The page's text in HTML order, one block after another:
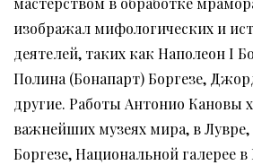
изображал мифологических и
деятелей, таких как Наполеон I
Полина (Бонапарт) Боргезе,
другие. Работы Антонио Кановы
важнейших музеях мира, в
Боргезе, Национальной галерее